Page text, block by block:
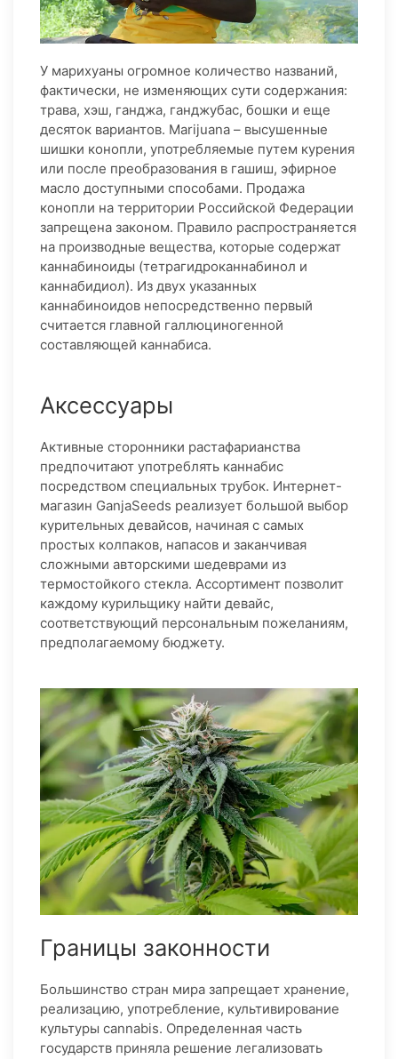
У марихуаны огромное количество названий,
фактически, не изменяющих сути содержания:
трава, хэш, ганджа, ганджубас, бошки и еще
десяток вариантов. Marijuana – высушенные
шишки конопли, употребляемые путем курения
или после преобразования в гашиш, эфирное
масло доступными способами. Продажа
конопли на территории Российской Федерации
запрещена законом. Правило распространяется
на производные вещества, которые содержат
каннабиноиды (тетрагидроканнабинол и
каннабидиол). Из двух указанных
каннабиноидов непосредственно первый
считается главной галлюциногенной
составляющей каннабиса.
Аксессуары
Активные сторонники растафарианства
предпочитают употреблять каннабис
посредством специальных трубок. Интернет-
магазин GanjaSeeds реализует большой выбор
курительных девайсов, начиная с самых
простых колпаков, напасов и заканчивая
сложными авторскими шедеврами из
термостойкого стекла. Ассортимент позволит
каждому курильщику найти девайс,
соответствующий персональным пожеланиям,
предполагаемому бюджету.
Границы законности
Большинство стран мира запрещает хранение,
реализацию, употребление, культивирование
культуры cannabis. Определенная часть
государств приняла решение легализовать